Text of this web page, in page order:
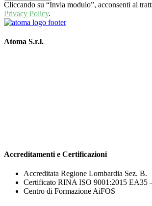
Cliccando su “Invia modulo”, acconsenti al
Privacy Policy.
Atoma S.r.l.
Accreditamenti e Certificazioni
Accreditata Regione Lombardia Sez. B.
Certificato RINA ISO 9001:2015 EA35
Centro di Formazione AiFOS